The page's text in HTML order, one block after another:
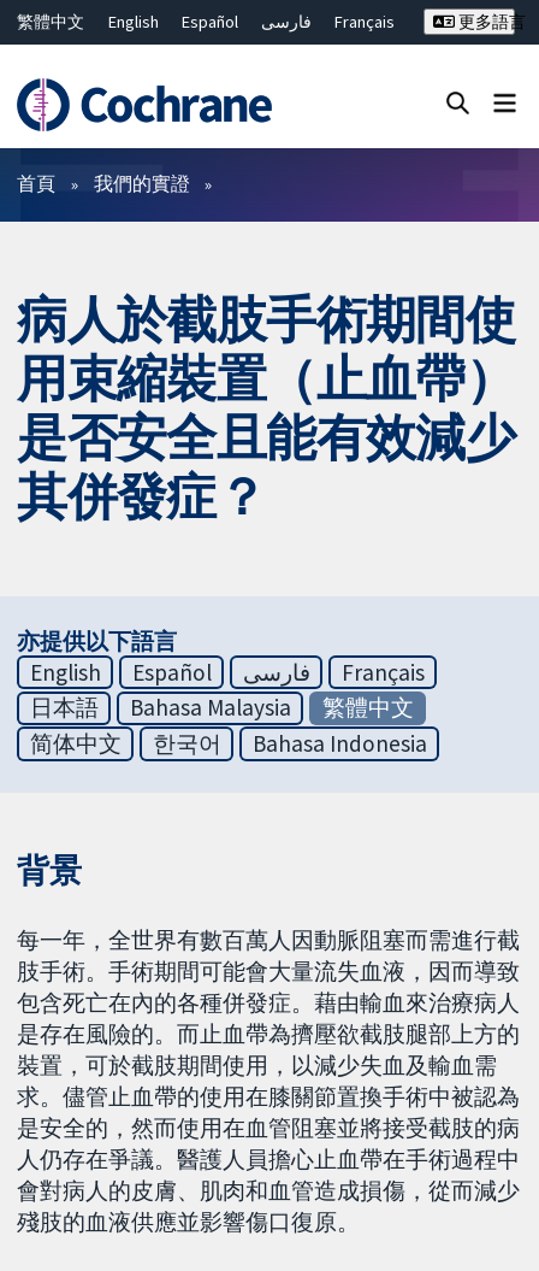
繁體中文 English Español فارسی
Français
ไทย
简体中文
更多語言
篩選條件
首頁 我們的實證
病人於截肢手術期間使
用束縮裝置（止血帶）
是否安全且能有效減少
其併發症？
亦提供以下語言
English
Español فارسی
Français
日本語
Bahasa Malaysia
繁體中文
简体中文
한국어 Bahasa Indonesia
背景
每一年，全世界有數百萬人因動脈阻塞而需進行截
肢手術。手術期間可能會大量流失血液，因而導致
包含死亡在內的各種併發症。藉由輸血來治療病人
是存在風險的。而止血帶為擠壓欲截肢腿部上方的
裝置，可於截肢期間使用，以減少失血及輸血需
求。儘管止血帶的使用在膝關節置換手術中被認為
是安全的，然而使用在血管阻塞並將接受截肢的病
人仍存在爭議。醫護人員擔心止血帶在手術過程中
會對病人的皮膚、肌肉和血管造成損傷，從而減少
殘肢的血液供應並影響傷口復原。